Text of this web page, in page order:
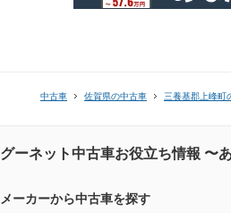
中古車 佐賀県の中古車 三養基郡上峰町
グーネット中古車お役立ち情報 〜
メーカーから中古車を探す